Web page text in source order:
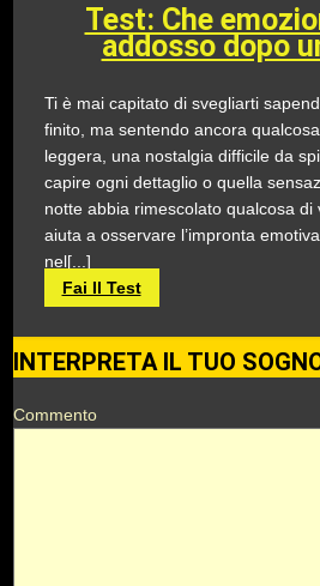
Test: Che
addosso dopo
Ti è mai capitato di svegliarti
finito, ma sentendo ancora
leggera, una nostalgia difficile da
capire ogni dettaglio o quella
notte abbia rimescolato qualcosa di
aiuta a osservare l’impronta
nel[...]
Fai Il Test
INTERPRETA IL TUO
Commento